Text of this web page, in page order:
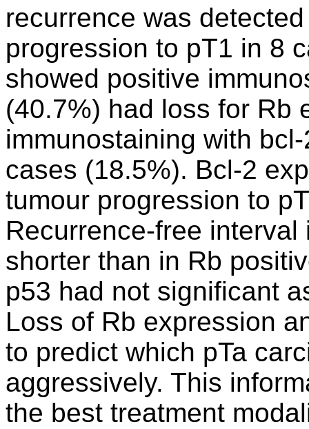
recurrence was
progression to pT1 in 8
showed positive
(40.7%) had loss for Rb
immunostaining with
cases (18.5%). Bcl-2
tumour progression to
Recurrence-free
shorter than in Rb
p53 had not significant
Loss of Rb expression
to predict which pTa
aggressively. This
the best treatment